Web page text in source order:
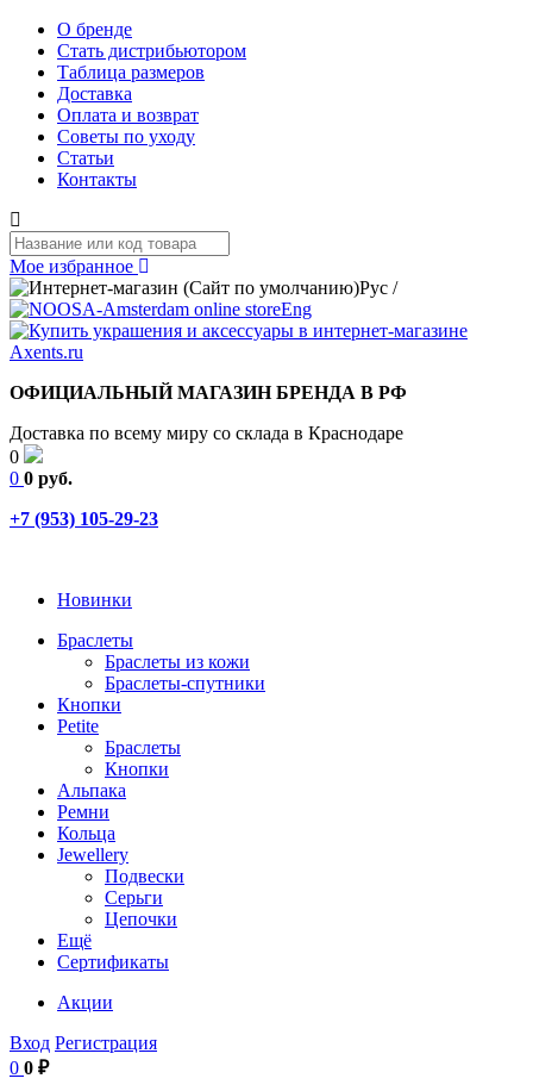
О бренде
Стать дистрибьютором
Таблица размеров
Доставка
Оплата и возврат
Советы по уходу
Статьи
Контакты
Мое избранное
Рус /
Eng
ОФИЦИАЛЬНЫЙ МАГАЗИН БРЕНДА В РФ
Доставка по всему миру со склада в Краснодаре
0
0 0 руб.
+7 (953) 105-29-23
Новинки
Браслеты
Браслеты из кожи
Браслеты-спутники
Кнопки
Petite
Браслеты
Кнопки
Альпака
Ремни
Кольца
Jewellery
Подвески
Серьги
Цепочки
Ещё
Сертификаты
Акции
Вход Регистрация
0 0 ₽